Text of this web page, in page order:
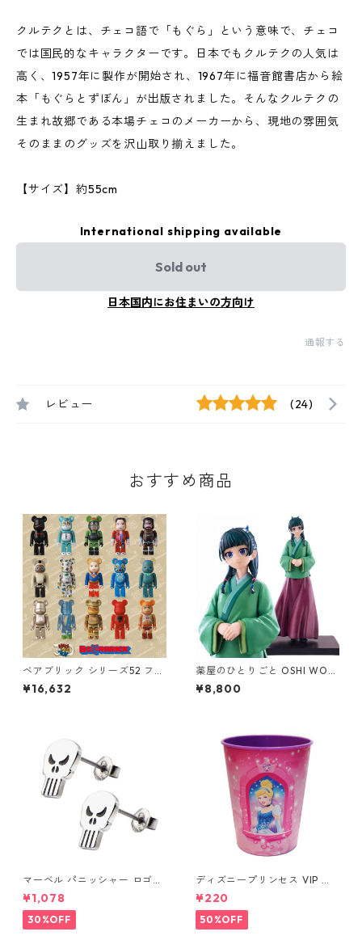
クルテクとは、チェコ語で「もぐら」という意味で、チェコ
では国民的なキャラクターです。日本でもクルテクの人気は
高く、1957年に製作が開始され、1967年に福音館書店から絵
本「もぐらとずぼん」が出版されました。そんなクルテクの
生まれ故郷である本場チェコのメーカーから、現地の雰囲気
そのままのグッズを沢山取り揃えました。
【サイズ】約55cm
International shipping available
Sold out
日本国内にお住まいの方向け
通報する
レビュー (24)
おすすめ商品
ベアブリック シリーズ52 フィ
ギュア 24個入り カートン BE
@RBRICK
¥16,632
薬屋のひとりごと OSHI WOR
KS 猫猫 フィギュア マオマオ
推しワークス
¥8,800
マーベル パニッシャー ロゴス
タッドピアス シルバー MARV
EL
¥1,078
30%OFF
ディズニープリンセス VIP パ
ーティーカップ コップ DISNE
Y
¥220
50%OFF